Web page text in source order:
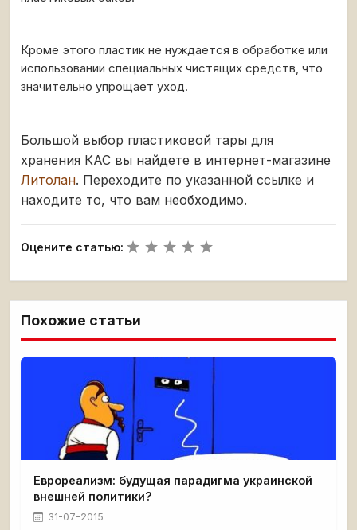
Кроме этого пластик не нуждается в обработке или
использовании специальных чистящих средств, что
значительно упрощает уход.
Большой выбор пластиковой тары для
хранения КАС вы найдете в интернет-магазине
Литолан. Переходите по указанной ссылке и
находите то, что вам необходимо.
Оцените статью:
Похожие статьи
Еврореализм: будущая парадигма украинской
внешней политики?
31-07-2015